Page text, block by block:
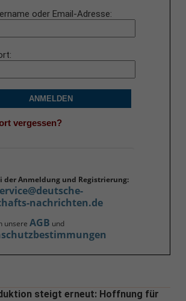
oder Email-Adresse
ANMELDEN
vergessen?
der Anmeldung und Registrierung:
nachrichten.de
unsere AGB und
steigt erneut: Hoffnung für